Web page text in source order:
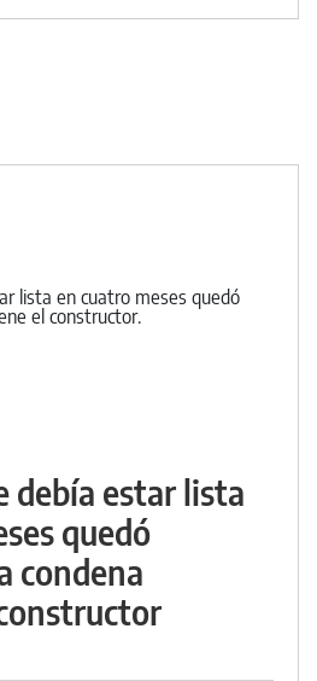
debía estar lista
quedó
condena